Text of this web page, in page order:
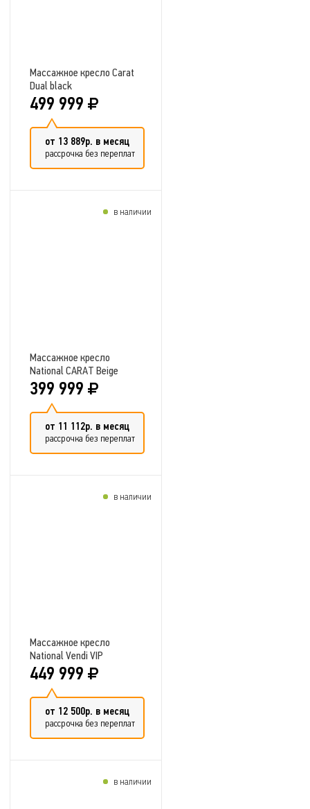
Массажное кресло Carat
Dual black
499 999
от 13 889р. в месяц
рассрочка без переплат
Массажное кресло
National CARAT Beige
399 999
от 11 112р. в месяц
рассрочка без переплат
в наличии
Массажное кресло
National Vendi VIP
449 999
от 12 500р. в месяц
рассрочка без переплат
в наличии
в наличии